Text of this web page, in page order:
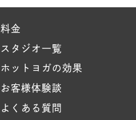
料金
スタジオ一覧
ホットヨガの効果
お客様体験談
よくある質問